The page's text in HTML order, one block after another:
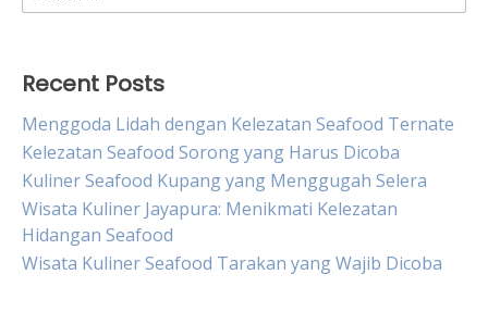
for:
Recent Posts
Menggoda Lidah dengan Kelezatan Seafood Ternate
Kelezatan Seafood Sorong yang Harus Dicoba
Kuliner Seafood Kupang yang Menggugah Selera
Wisata Kuliner Jayapura: Menikmati Kelezatan
Hidangan Seafood
Wisata Kuliner Seafood Tarakan yang Wajib Dicoba